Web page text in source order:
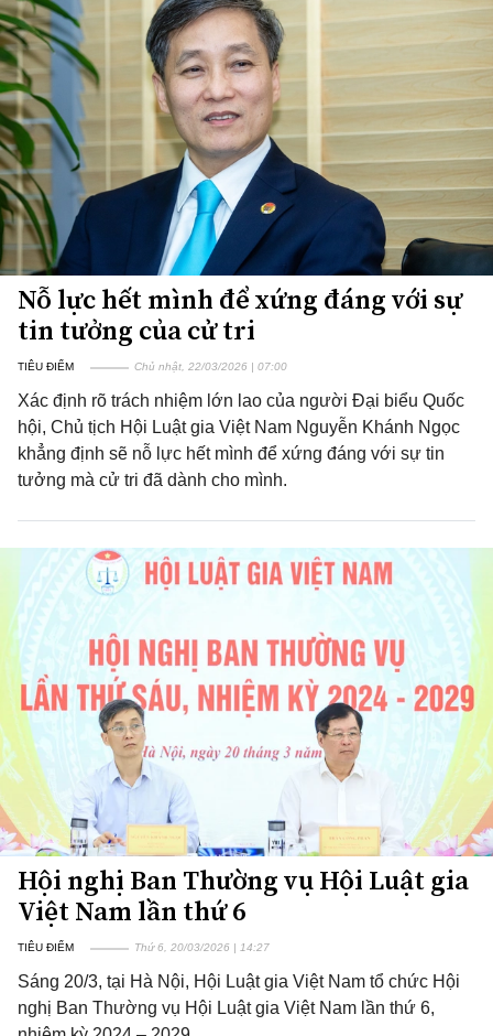
Nỗ lực hết mình để xứng đáng với sự
tin tưởng của cử tri
TIÊU ĐIỂM Chủ nhật, 22/03/2026 | 07:00
Xác định rõ trách nhiệm lớn lao của người Đại biểu Quốc
hội, Chủ tịch Hội Luật gia Việt Nam Nguyễn Khánh Ngọc
khẳng định sẽ nỗ lực hết mình để xứng đáng với sự tin
tưởng mà cử tri đã dành cho mình.
Hội nghị Ban Thường vụ Hội Luật gia
Việt Nam lần thứ 6
TIÊU ĐIỂM Thứ 6, 20/03/2026 | 14:27
Sáng 20/3, tại Hà Nội, Hội Luật gia Việt Nam tổ chức Hội
nghị Ban Thường vụ Hội Luật gia Việt Nam lần thứ 6,